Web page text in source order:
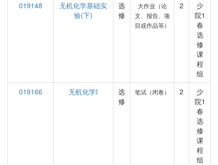
019148
无机化学基础实
验(下)
选
修
大作业（论
文、报告、项
目或作品等）
2
少
院1
春
选
修
课
程
组
019166
无机化学I
选
修
笔试（闭卷） 2
少
院1
春
选
修
课
程
组